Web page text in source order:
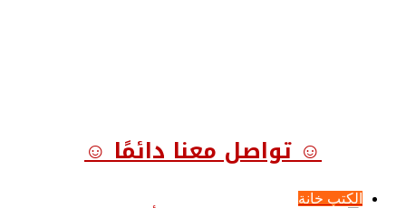
☺ تواصل معنا دائمًا ☺
الكتب خانة